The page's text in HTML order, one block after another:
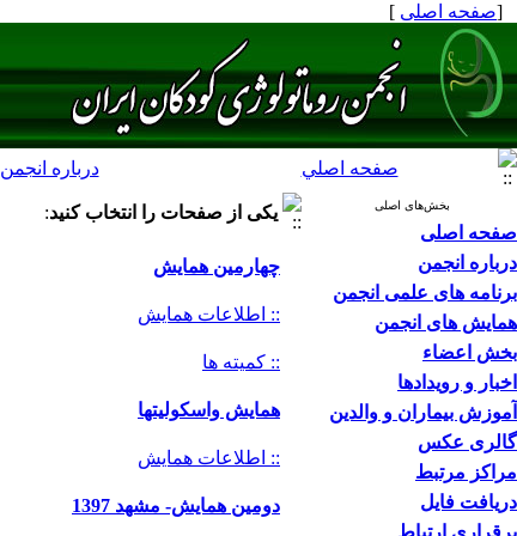
[صفحه اصلی ]
صفحه اصلي درباره انجمن
بخش‌های اصلی
صفحه اصلی
درباره انجمن
برنامه های علمی انجمن
همایش های انجمن
بخش اعضاء
اخبار و رویدادها
آموزش بیماران و والدین
گالری عکس
مراکز مرتبط
دریافت فایل
برقراری ارتباط
یکی از صفحات را انتخاب کنید:
چهارمین همایش
:: اطلاعات همایش
:: کمیته ها
همایش واسکولیتها
:: اطلاعات همایش
دومین همایش- مشهد 1397